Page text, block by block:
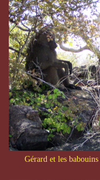
Gérard et les babouins